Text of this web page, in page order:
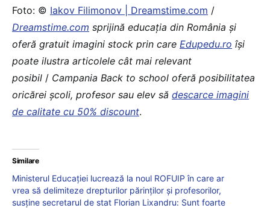
Foto: © Iakov Filimonov | Dreamstime.com /
Dreamstime.com sprijină educaţia din România şi
oferă gratuit imagini stock prin care Edupedu.ro îşi
poate ilustra articolele cât mai relevant
posibil / Campania Back to school oferă posibilitatea
oricărei școli, profesor sau elev să descarce imagini
de calitate cu 50% discount.
Similare
Ministerul Educației lucrează la noul ROFUIP în care ar
vrea să delimiteze drepturilor părinților și profesorilor,
susține secretarul de stat Florian Lixandru: Sunt foarte